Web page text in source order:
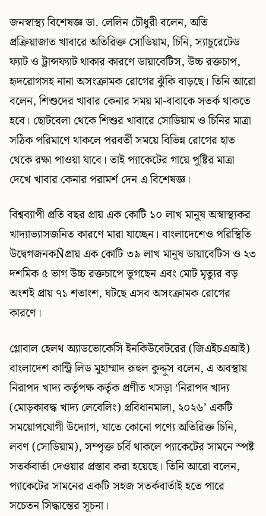
জনস্বাস্থ্য বিশেষজ্ঞ ডা. লেলিন চৌধুরী বলেন, অতি
প্রক্রিয়াজাত খাবারে অতিরিক্ত সোডিয়াম, চিনি, স্যাচুরেটেড
ফ্যাট ও ট্রান্সফ্যাট থাকার কারণে ডায়াবেটিস, উচ্চ রক্তচাপ,
হৃদরোগসহ নানা অসংক্রামক রোগের ঝুঁকি বাড়ছে। তিনি আরো
বলেন, শিশুদের খাবার কেনার সময় মা-বাবাকে সতর্ক থাকতে
হবে। ছোটবেলা থেকে শিশুর খাবারে সোডিয়াম ও চিনির মাত্রা
সঠিক পরিমাণে থাকলে পরবর্তী সময়ে বিভিন্ন রোগের হাত
থেকে রক্ষা পাওয়া যাবে। তাই প্যাকেটের গায়ে পুষ্টির মাত্রা
দেখে খাবার কেনার পরামর্শ দেন এ বিশেষজ্ঞ।
বিশ্বব্যাপী প্রতি বছর প্রায় এক কোটি ১০ লাখ মানুষ অস্বাস্থ্যকর
খাদ্যাভ্যাসজনিত কারণে মারা যাচ্ছেন। বাংলাদেশেও পরিস্থিতি
উদ্বেগজনকÑপ্রায় এক কোটি ৩৯ লাখ মানুষ ডায়াবেটিস ও ২৩
দশমিক ৫ ভাগ উচ্চ রক্তচাপে ভুগছেন এবং মোট মৃত্যুর বড়
অংশই প্রায় ৭১ শতাংশ, ঘটছে এসব অসংক্রামক রোগের
কারণে।
গ্লোবাল হেলথ অ্যাডভোকেসি ইনকিউবেটরের (জিএইচএআই)
বাংলাদেশ কান্ট্রি লিড মুহাম্মাদ রূহুল কুদ্দুস বলেন, এ অবস্থায়
নিরাপদ খাদ্য কর্তৃপক্ষ কর্তৃক প্রণীত খসড়া ‘নিরাপদ খাদ্য
(মোড়কাবদ্ধ খাদ্য লেবেলিং) প্রবিধানমালা, ২০২৬’ একটি
সময়োপযোগী উদ্যোগ, যাতে কোনো পণ্যে অতিরিক্ত চিনি,
লবণ (সোডিয়াম), সম্পৃক্ত চর্বি থাকলে প্যাকেটের সামনে স্পষ্ট
সতর্কবার্তা দেওয়ার প্রস্তাব করা হয়েছে। তিনি আরো বলেন,
প্যাকেটের সামনের একটি সহজ সতর্কবার্তাই হতে পারে
সচেতন সিদ্ধান্তের সূচনা।